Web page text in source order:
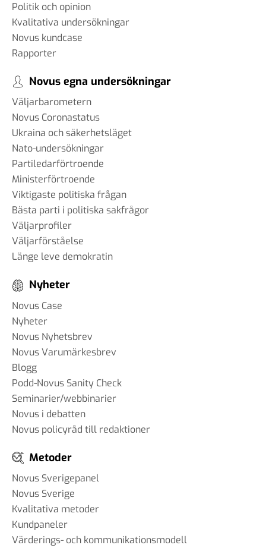
Politik och opinion
Kvalitativa undersökningar
Novus kundcase
Rapporter
Novus egna undersökningar
Väljarbarometern
Novus Coronastatus
Ukraina och säkerhetsläget
Nato-undersökningar
Partiledarförtroende
Ministerförtroende
Viktigaste politiska frågan
Bästa parti i politiska sakfrågor
Väljarprofiler
Väljarförståelse
Länge leve demokratin
Nyheter
Novus Case
Nyheter
Novus Nyhetsbrev
Novus Varumärkesbrev
Blogg
Podd-Novus Sanity Check
Seminarier/webbinarier
Novus i debatten
Novus policyråd till redaktioner
Metoder
Novus Sverigepanel
Novus Sverige
Kvalitativa metoder
Kundpaneler
Värderings- och kommunikationsmodell